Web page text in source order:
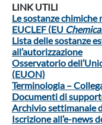
LINK UTILI
Le sostanze
EUCLEF (EU
Lista delle sostanze
all’autorizzazione
Osservatorio
(EUON)
Terminologia –
Documenti di
Archivio settimanale
Iscrizione all’e-news